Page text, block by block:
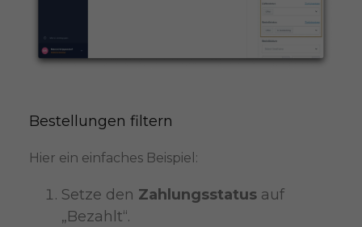
Bestellungen filtern
Hier ein einfaches Beispiel:
Setze den Zahlungsstatusauf
„Bezahlt“.